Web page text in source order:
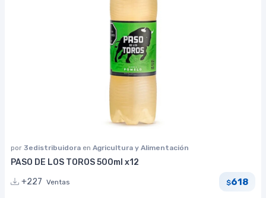
por 3edistribuidora en Agricultura y Alimentación
PASO DE LOS TOROS 500ml x12
+227 Ventas $618